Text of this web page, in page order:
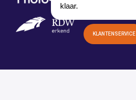
KLANTENSERVICE